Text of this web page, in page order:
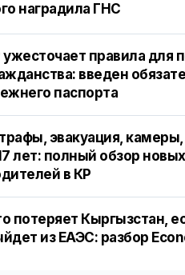
наградила ГНС
ужесточает правила для
введен
паспорта
эвакуация, камеры,
лет: полный обзор
в КР
потеряет Кыргызстан,
из ЕАЭС: разбор